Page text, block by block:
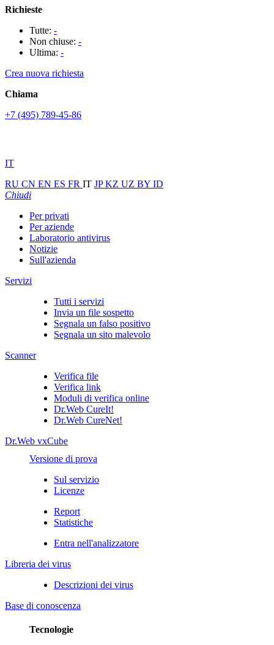
Richieste
Tutte: -
Non chiuse: -
Ultima: -
Crea nuova richiesta
Chiama
+7 (495) 789-45-86
IT
RU CN EN ES FR IT JPKZ UZ BY ID
Chiudi
Per privati
Per aziende
Laboratorio antivirus
Notizie
Sull'azienda
Servizi
Tutti i servizi
Invia un file sospetto
Segnala un falso positivo
Segnala un sito malevolo
Scanner
Verifica file
Verifica link
Moduli di verifica online
Dr.Web CureIt!
Dr.Web CureNet!
Dr.Web vxCube
Versione di prova
Sul servizio
Licenze
Report
Statistiche
Entra nell'analizzatore
Libreria dei virus
Descrizioni dei virus
Base di conoscenza
Tecnologie